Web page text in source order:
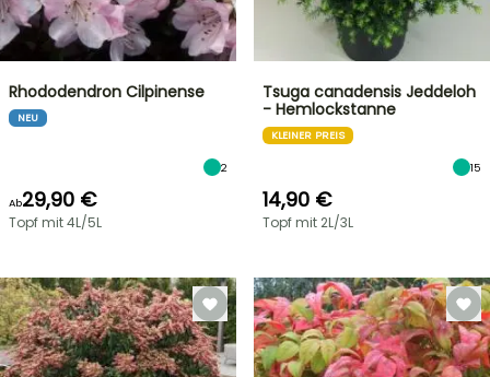
Rhododendron Cilpinense
NEU
2
Ab29,90 €
Topf mit 4L/5L
Tsuga canadensis Jeddeloh
- Hemlockstanne
KLEINER PREIS
15
14,90 €
Topf mit 2L/3L